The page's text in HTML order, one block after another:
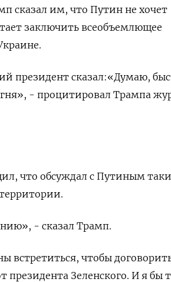
сказал им, что Путин не хочет
заключить всеобъемлющее
президент сказал:«Думаю,
- процитировал Трампа
что обсуждал с Путиным
- сказал Трамп.
чтобы
президента Зеленского. И я бы